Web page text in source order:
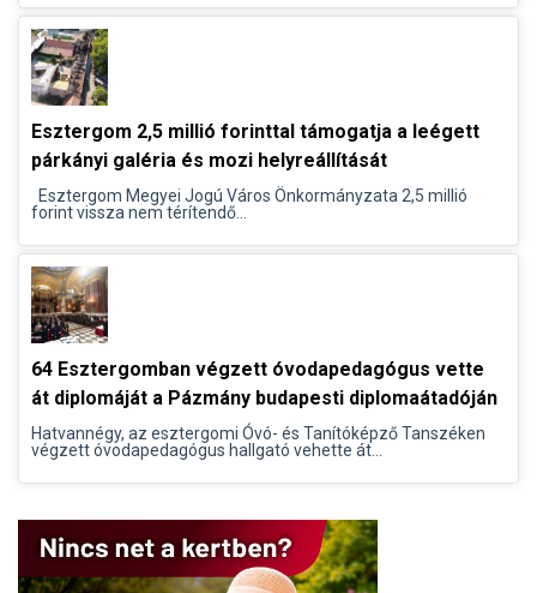
Esztergom 2,5 millió forinttal támogatja a leégett
párkányi galéria és mozi helyreállítását
Esztergom Megyei Jogú Város Önkormányzata 2,5 millió
forint vissza nem térítendő...
64 Esztergomban végzett óvodapedagógus vette
át diplomáját a Pázmány budapesti diplomaátadóján
Hatvannégy, az esztergomi Óvó- és Tanítóképző Tanszéken
végzett óvodapedagógus hallgató vehette át...